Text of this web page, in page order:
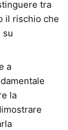
tra
il rischio che
su
a
la